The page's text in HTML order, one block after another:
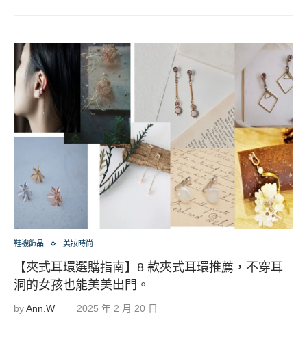
鞋襪飾品 美妝時尚
【夾式耳環選購指南】8 款夾式耳環推薦，不穿耳
洞的女孩也能美美出門。
byAnn.W 2025 年 2 月 20 日